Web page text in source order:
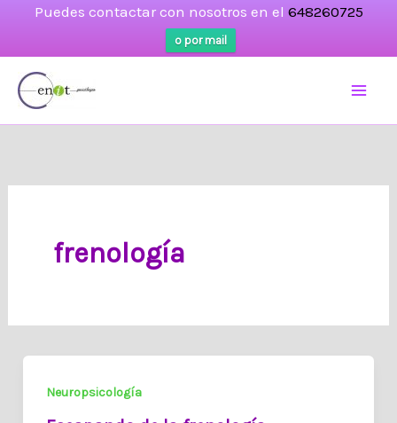
Puedes contactar con nosotros en el 648260725
o por mail
frenología
Neuropsicología